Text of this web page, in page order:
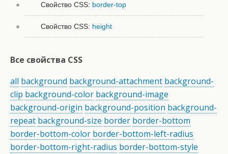
Свойство CSS: border-top
Свойство CSS: height
Все свойства CSS
all background background-attachment background-
clip background-color background-image
background-origin background-position background-
repeat background-size border border-bottom
border-bottom-color border-bottom-left-radius
border-bottom-right-radius border-bottom-style